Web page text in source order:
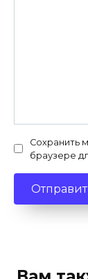
Сохранить
браузере